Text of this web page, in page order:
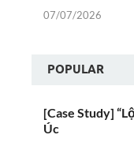
07/07/2026
POPULAR
[Case Study]
Úc